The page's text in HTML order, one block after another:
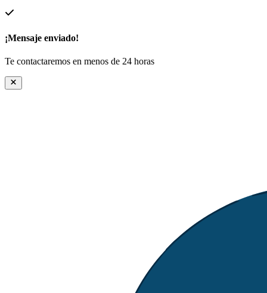
¡Mensaje enviado!
Te contactaremos en menos de 24 horas